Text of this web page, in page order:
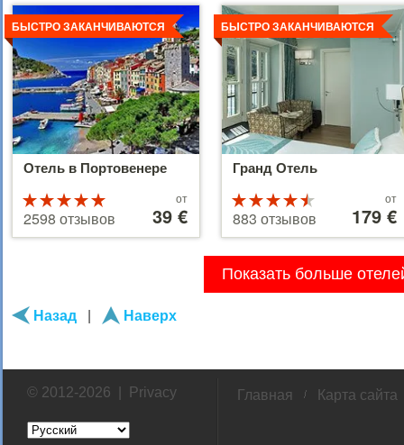
Отель в Портовенере
БЫСТРО ЗАКАНЧИВАЮТСЯ
5 из 5
2598 отзывов
от
39 €
Детальнее
Гранд Отель
БЫСТРО ЗАКАНЧИВАЮТСЯ
4.5 из 5
883 отзывов 179 €
от
179 €
Детальнее
Показать больше
Назад Наверх
© 2012-2026 | Privacy Главная Карта сайта